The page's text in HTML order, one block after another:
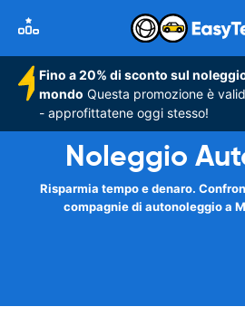
Fino a 20% di sconto sul
mondo Questa promozione è
- approfittatene oggi stesso!
Noleggio
Risparmia tempo e denaro.
compagnie di autonoleggio a